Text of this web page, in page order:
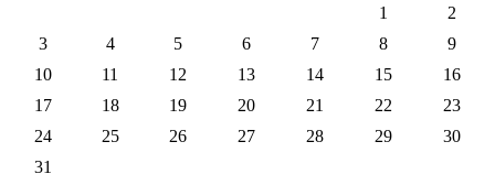
1
2
3
4 5 6 7 8
9
10
11 12 13 14 15
16
17
18 19 20 21 22
23
24
25 26 27 28 29
30
31